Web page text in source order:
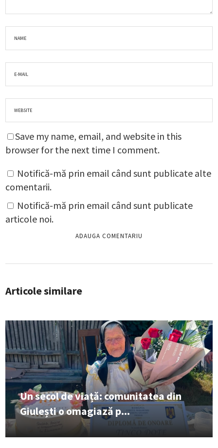
Save my name, email, and website in this
browser for the next time I comment.
Notifică-mă prin email când sunt publicate alte
comentarii.
Notifică-mă prin email când sunt publicate
articole noi.
Articole similare
Un secol de viață: comunitatea din
Giulești o omagiază p...